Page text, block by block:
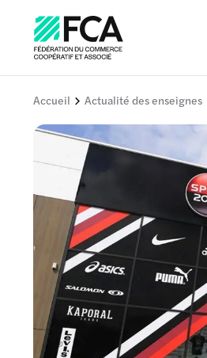
Accueil Actualité des enseignes